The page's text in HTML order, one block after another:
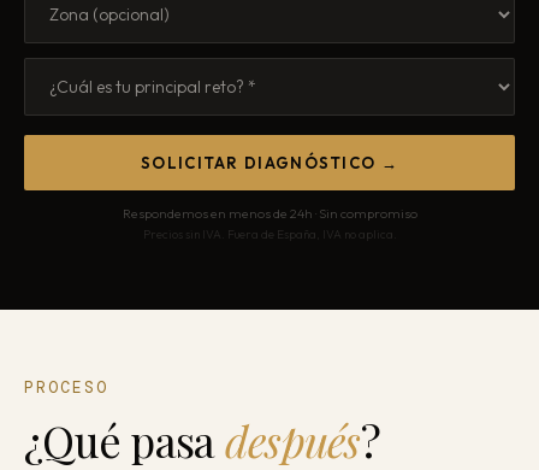
SOLICITAR DIAGNÓSTICO →
Respondemos en menos de 24h · Sin compromiso
Precios sin IVA. Fuera de España, IVA no aplica.
PROCESO
¿Qué pasadespués?